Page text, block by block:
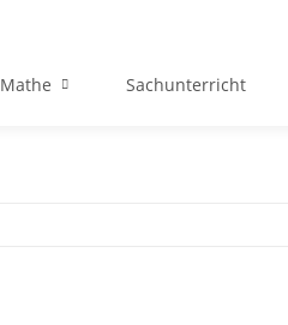
Mathe Sachunterricht